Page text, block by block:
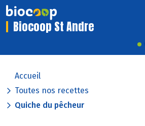
Biocoop St Andre
Accueil
Toutes nos recettes
Quiche du pêcheur